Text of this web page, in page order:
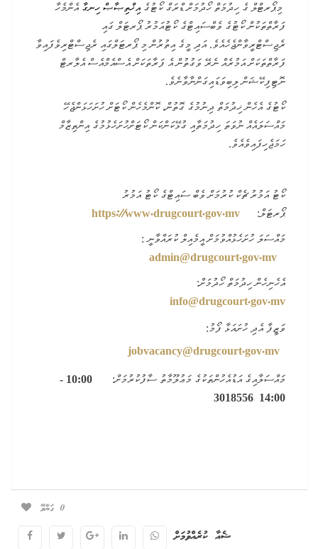
މިޕޯރޓްލް ގެ ހިދުމަތް ހޯދުމަށް ޑްރަގް ކޯޓުގެ އިޚްތިޞާޞް ހިނގާ އެންމެހާ
ފަރާތްތަކުން ކޯޓުގެ ވެބްސައިޓްގެ ކޯޓުއަމުރު ޕޯރޓަލް ގައި
ރެޖިސްޓްރީވާންޖެހެއެވެ. އަދި މީގެ އިތުރުން މި ޕޯރޓަލްގައި ރެޖިސްޓްރިވެފައިވާ
ފަރާތްތަކަށް އަމުރެއް ނެރޭ ވަގުތުން އެ ފަރާތަކަށް އެސްއެމްއެސް އެލާރޓް
ނޮޓިފިކޭޝަން ލިބިވަޑައިގަންނާވާނެވެ.
ކޯޓުގެ އެހެން ޚިދުމަތް ދިނުމުގެ ގޮތުން، ކޮންމެހެން ކޯޓަށް ހުށަހަޅަންޖެހޭ
މައްސަލައެއް ނުވަތަ ހިދުމަތާއި ގުޅޭކަންކަން ކޯޓަށްހުށަހެޅުމުގެ އިންތިޒާމް
ހަމަޖެހިފައިވެއެވެ.
ކޯޓު އަމުރު ޗެކް ކުރުމަށް ވެބް ސައިޓްގެ ކޯޓު އަމުރު
ޕޯރޓަލް:
https://www.drugcourt.gov.mv
މައްސަލަ ހުށަހެޅުއްވުމަށް އީމެއިލް ކުރައްވާނީ :
admin@drugcourt.gov.mv
އެހެނިހެން ހިދުމަތް ހޯދުމަށް:
info@drugcourt.gov.mv
ވަޒީފާ އެދި ހުށައަޅާ ފޯމު:
jobvacancy@drugcourt.gov.mv
މައްސަލާއިގެ އަޑުއެހުންތަކުގެ މަޢުލޫމާތު ސާފުކުރުމަށް:
10:00
-
14:00 3018556
0 ގަޔާވޭ
ޝެއާ ކުރެއްވުމަށް